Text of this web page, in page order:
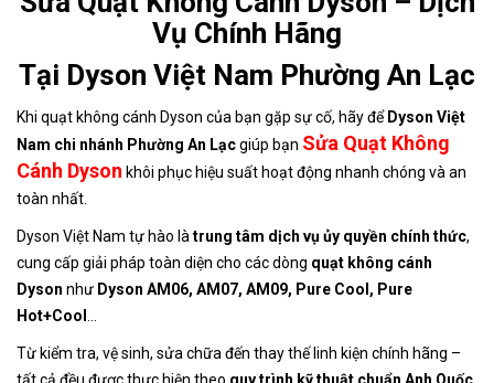
Vụ Chính Hãng
Tại Dyson Việt Nam Phường An Lạc
Khi quạt không cánh Dyson của bạn gặp sự cố, hãy để Dyson Việt
Nam chi nhánh Phường An Lạcgiúp bạn Sửa Quạt Không
Cánh Dyson khôi phục hiệu suất hoạt động nhanh chóng và an
toàn nhất.
Dyson Việt Nam tự hào làtrung tâm dịch vụ ủy quyền chính thức,
cung cấp giải pháp toàn diện cho các dòng quạt không cánh
Dyson như Dyson AM06, AM07, AM09, Pure Cool, Pure
Hot+Cool …
Từ kiểm tra, vệ sinh, sửa chữa đến thay thế linh kiện chính hãng –